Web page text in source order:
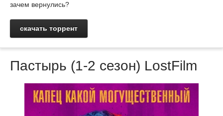
зачем вернулись?
скачать торрент
Пастырь (1-2 сезон) LostFilm